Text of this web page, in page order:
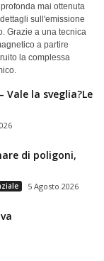
mai ottenuta
sull'emissione
Grazie a una tecnica
a partire
la complessa
Vale la sveglia?Le
di poligoni,
5 Agosto 2026